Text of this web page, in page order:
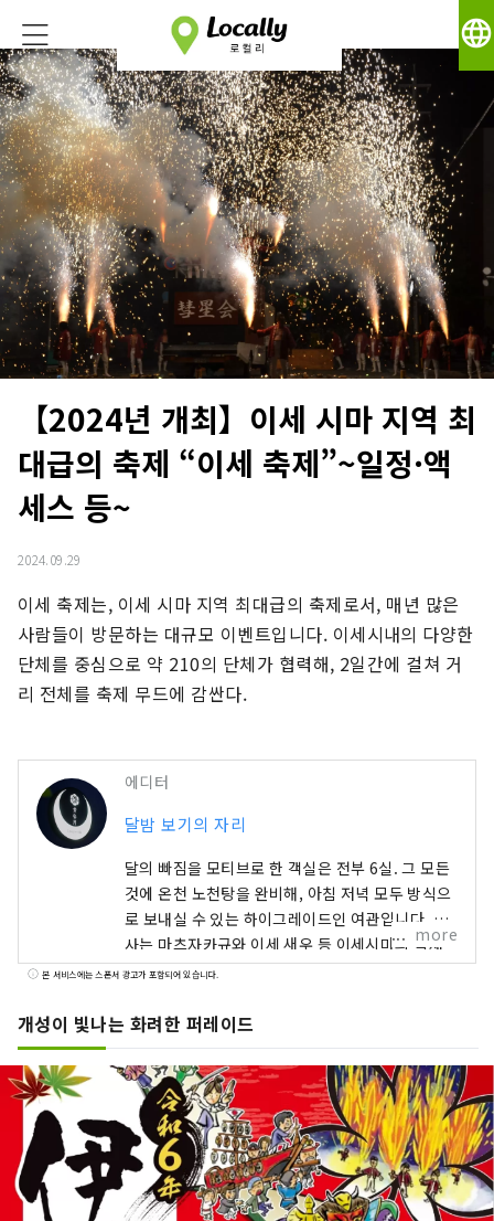
language
【2024년 개최】이세 시마 지역 최
대급의 축제 “이세 축제”~일정·액
세스 등~
2024.09.29
이세 축제는, 이세 시마 지역 최대급의 축제로서, 매년 많은
사람들이 방문하는 대규모 이벤트입니다. 이세시내의 다양한
단체를 중심으로 약 210의 단체가 협력해, 2일간에 걸쳐 거
리 전체를 축제 무드에 감싼다.
에디터
달밤 보기의 자리
달의 빠짐을 모티브로 한 객실은 전부 6실. 그 모든
것에 온천 노천탕을 완비해, 아침 저녁 모두 방식으
로 보내실 수 있는 하이그레이드인 여관입니다. 식
사는 마츠자카규와 이세 새우 등 이세시마의 식재
료를 듬뿍 사용한 가이세키요리를 즐길 수 있습니
more
본 서비스에는 스폰서 광고가 포함되어 있습니다.
개성이 빛나는 화려한 퍼레이드